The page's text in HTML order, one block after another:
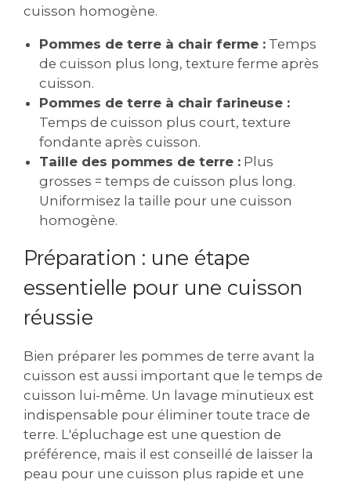
cuisson homogène.
Pommes de terre à chair ferme : Temps
de cuisson plus long, texture ferme après
cuisson.
Pommes de terre à chair farineuse :
Temps de cuisson plus court, texture
fondante après cuisson.
Taille des pommes de terre : Plus
grosses = temps de cuisson plus long.
Uniformisez la taille pour une cuisson
homogène.
Préparation : une étape
essentielle pour une cuisson
réussie
Bien préparer les pommes de terre avant la
cuisson est aussi important que le temps de
cuisson lui-même. Un lavage minutieux est
indispensable pour éliminer toute trace de
terre. L'épluchage est une question de
préférence, mais il est conseillé de laisser la
peau pour une cuisson plus rapide et une